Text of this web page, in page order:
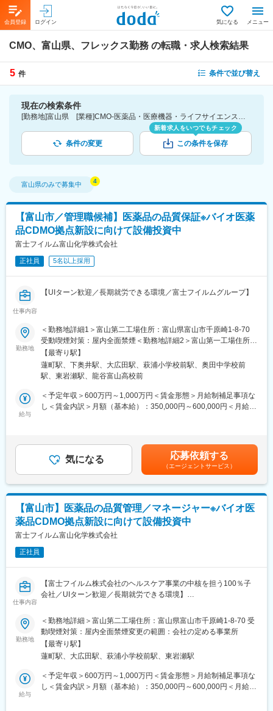
会員登録 ログイン 気になる メニュー
CMO、富山県、フレックス勤務 の転職・求人検索結果
5 件 条件で並び替え
現在の検索条件
[勤務地]富山県 [業種]CMO-医薬品・医療機器・ライフサイエンス・医療系サービス [詳細条件](休日・働き方)フレックス勤務
条件の変更
新着求人をいつでもチェック
この条件を保存
富山県のみで募集中
【富山市／管理職候補】医薬品の品質保証※バイオ医薬
品CDMO拠点新設に向けて設備投資中
富士フイルム富山化学株式会社
正社員 5名以上採用
仕事内容
【UIターン歓迎／長期就労できる環境／富士フイルムグループ】
の3領域で幅広い事業を展開している富士フイルムグループの「治
療」領域を担う中核企業として医療用医薬品の研究開発・生産・
販売を行っている当社にて、下記業務をお任せ致します。
■業務内容
・医薬品製造場の品質保証および薬事業務
・品質システム設計
・物学的製剤場上げ、適合性調査、維持管理業務
40年以上にわたる抗感染症領域に対する知見を活かし、近年は、
国内でペニシリン系抗生物質の合成および無菌製剤の製造を行う
唯一のメーカーとして、製造受託にも注力しています。
のドラッグ・デリバリー・システム（DDS）技術を用いた製剤の
プロセス開発・製造受託事業（CDMO事業）を推進。2020年に
は、商業生産に対応した新製剤工場の稼働を開始しています。
■福利厚生
・県外の方を対象とした寮や借上げ社宅制度あり
※適用条件あり
■魅力
・富士フイルム株式会社のヘルスケア事業の中核を担う100％子
・安定した経営基盤を持ち、2026年の稼働を目指してバイオ
CDMO拠点を新設するための設備投資を行います。
・離職率も低く、腰を据えて長く働くことのできる環境です。
・フレックスタイム制なので（試用期間後）働きやすさも良好で
勤務地
＜勤務地詳細1＞富山第二工場住所：富山県富山市千原崎1-8-70
受動喫煙対策：屋内全面禁煙＜勤務地詳細2＞富山第一工場住所：
富山県富山市下奥井2-4-1 受動喫煙対策：屋内全面禁煙変更の範
囲：会社の定める事業所
【最寄り駅】
蓮町駅、下奥井駅、大広田駅、萩浦小学校前駅、奥田中学校前
駅、東岩瀬駅、龍谷富山高校前
給与
＜予定年収＞600万円～1,000万円＜賃金形態＞月給制補足事項な
し＜賃金内訳＞月額（基本給）：350,000円～600,000円＜月給＞
業績、個人の考課による）■自家用車通勤の場合はガソリン代給
（社内規程による）賃金はあくまでも目安の金額であり、選考を
通じて上下する可能性があります。月給(月額)は固定手当を含めた
表記です。
気になる 応募依頼する
（エージェントサービス）
【富山市】医薬品の品質管理／マネージャー※バイオ医
薬品CDMO拠点新設に向けて設備投資中
富士フイルム富山化学株式会社
正社員
仕事内容
【富士フイルム株式会社のヘルスケア事業の中核を担う100％子
会社／UIターン歓迎／長期就労できる環境】
トータルヘルスケアカンパニーとして「予防」「診断」「治療」
の3領域で幅広い事業を展開している富士フイルムグループの「治
療」領域を担う中核企業として医療用医薬品の研究開発・生産・
販売を行っている当社にて、マネージャーとして、品質管理業務
全般の業務を行って頂きます。
■業務内容
勤務地
＜勤務地詳細＞富山第二工場住所：富山県富山市千原崎1-8-70 受
動喫煙対策：屋内全面禁煙変更の範囲：会社の定める事業所
【最寄り駅】
蓮町駅、大広田駅、萩浦小学校前駅、東岩瀬駅
給与
＜予定年収＞600万円～1,000万円＜賃金形態＞月給制補足事項な
し＜賃金内訳＞月額（基本給）：350,000円～600,000円＜月給＞